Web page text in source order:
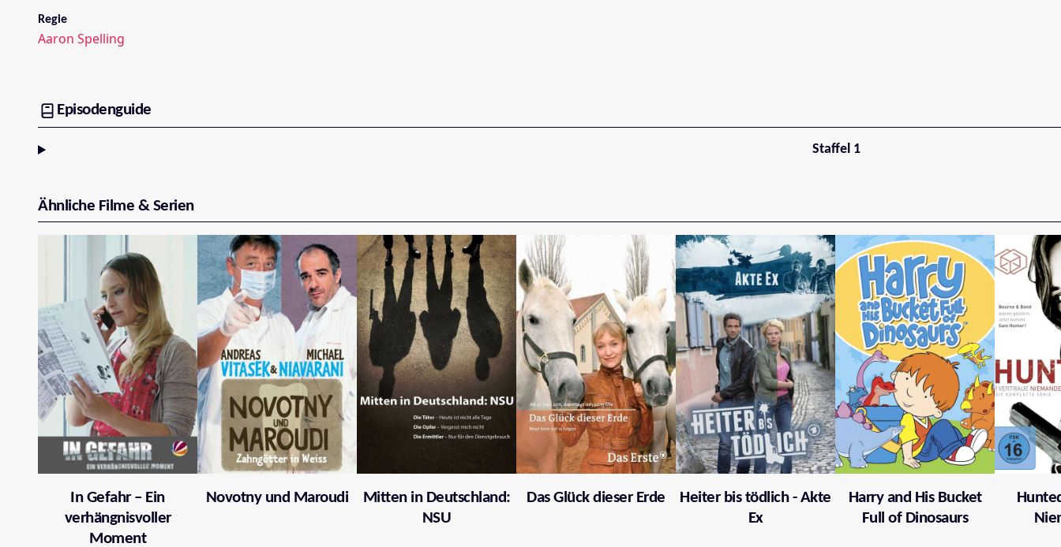
Regie
Aaron Spelling
Episodenguide
Staffel 1
Ähnliche Filme & Serien
In Gefahr – Ein
verhängnisvoller
Moment
Novotny und Maroudi
Mitten in Deutschland:
NSU
Das Glück dieser Erde
Heiter bis tödlich - Akte
Ex
Harry and His Bucket
Full of Dinosaurs